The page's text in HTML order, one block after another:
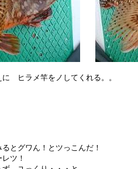
　ヒラメ竿をノしてくれる。。
とグワん！とツっこんだ！
ツ！